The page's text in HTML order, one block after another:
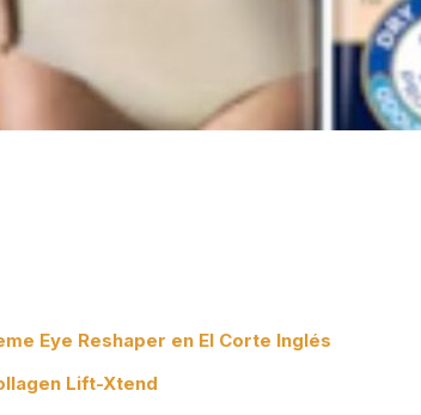
Eye Reshaper en El Corte Inglés
Lift-Xtend